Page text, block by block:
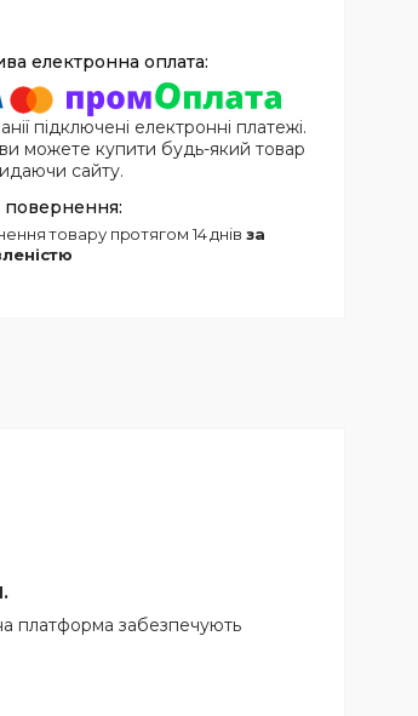
підключені електронні платежі.
можете купити будь-який товар
сайту.
товару протягом 14 днів за
платформа забезпечують